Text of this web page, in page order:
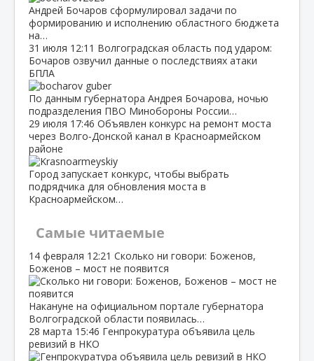
Андрей Бочаров сформулировал задачи по
формированию и исполнению областного бюджета
на…
31 июля 12:11 Волгоградская область под ударом:
Бочаров озвучил данные о последствиях атаки
БПЛА
По данным губернатора Андрея Бочарова, ночью
подразделения ПВО Минобороны России…
29 июля 17:46 Объявлен конкурс на ремонт моста
через Волго‑Донской канал в Красноармейском
районе
Город запускает конкурс, чтобы выбрать
подрядчика для обновления моста в
Красноармейском…
Самые читаемые
14 февраля 12:21 Сколько ни говори: Боженов,
Боженов – мост не появится
Накануне на официальном портале губернатора
Волгоградской области появилась…
28 марта 15:46 Генпрокуратура объявила цель
ревизий в НКО